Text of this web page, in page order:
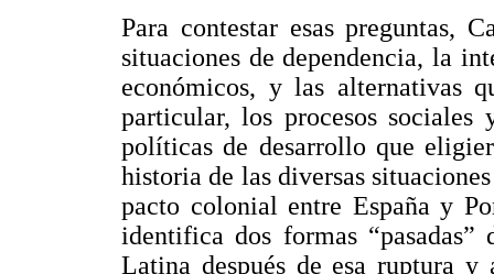
Para contestar esas preguntas,
situaciones de dependencia, la
económicos, y las alternativas
particular, los procesos
políticas de desarrollo que
historia de las diversas
pacto colonial entre España y
identifica dos formas
Latina después de esa ruptura